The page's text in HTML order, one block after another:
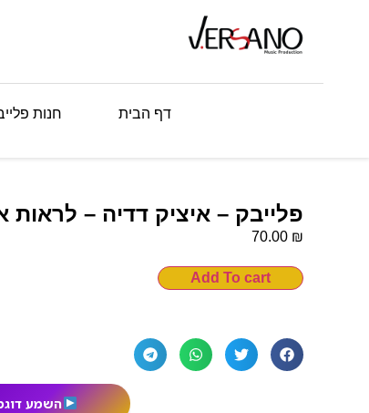
דף הבית חנות
פלייבק – איציק דדיה – לראות
70.00 ₪
Add To cart
השמע